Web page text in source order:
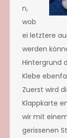
n,
wob
ei letztere
werden
Hintergrund
Klebe
Zuerst wird
Klappkarte
wir mit
gerissenen